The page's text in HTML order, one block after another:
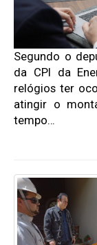
Segundo o
da CPI da
relógios ter
atingir o
tempo…